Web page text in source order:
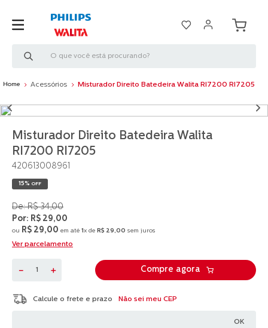
Acessórios Misturador Direito Batedeira Walita RI7200 RI7205
Misturador Direito Batedeira Walita
RI7200 RI7205
420613008961
15% OFF
R$ 34,00
R$ 29,00
ou R$ 29,00 em até 1x de R$ 29,00 sem juros
Ver parcelamento
＋
－ Compre agora
Não sei meu CEP